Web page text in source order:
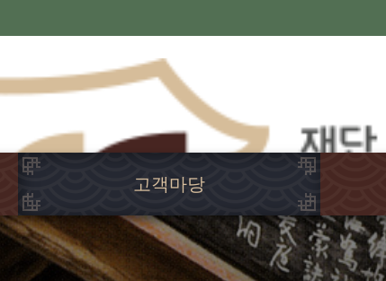
고객마당
공지사항
행사소식